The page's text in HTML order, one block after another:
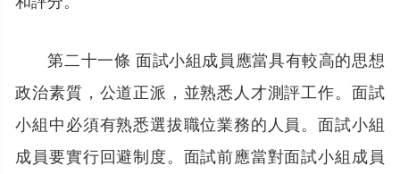
第二十一條 面試小組成員應當具有較高的思想
政治素質，公道正派，並熟悉人才測評工作。面試
小組中必須有熟悉選拔職位業務的人員。面試小組
成員要實行回避制度。面試前應當對面試小組成員